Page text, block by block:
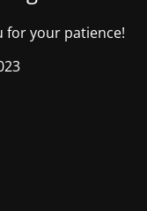
for your patience!